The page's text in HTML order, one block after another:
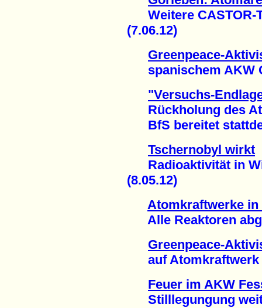
Weitere CASTOR-
(7.06.12)
Greenpeace-
spanischem AKW
"Versuchs-
Rückholung des
BfS bereitet
Tschernobyl wirkt
Radioaktivität in
(8.05.12)
Atomkraftwerke in
Alle Reaktoren
Greenpeace-
auf Atomkraftwerk
Feuer im AKW
Stilllegungung